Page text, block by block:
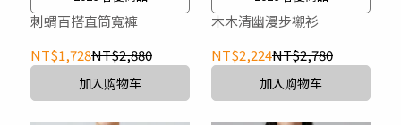
刺蝟百搭直筒寬褲
NT$1,728NT$2,880
加入购物车
木木清幽漫步襯衫
NT$2,224NT$2,780
加入购物车